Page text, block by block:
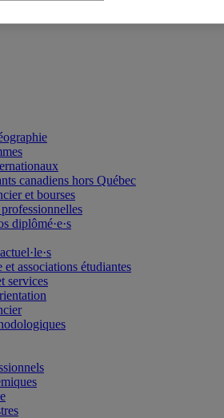
canadiens hors Québec
et bourses
diplômé·e·s
et associations étudiantes
services